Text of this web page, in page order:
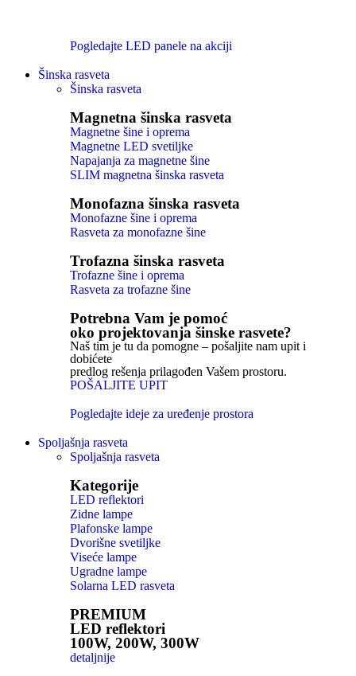
Pogledajte LED panele na akciji
Šinska rasveta
Šinska rasveta
Magnetna šinska rasveta
Magnetne šine i oprema
Magnetne LED svetiljke
Napajanja za magnetne šine
SLIM magnetna šinska rasveta
Monofazna šinska rasveta
Monofazne šine i oprema
Rasveta za monofazne šine
Trofazna šinska rasveta
Trofazne šine i oprema
Rasveta za trofazne šine
Potrebna Vam je pomoć
oko projektovanja šinske rasvete?
Naš tim je tu da pomogne – pošaljite nam upit i
dobićete
predlog rešenja prilagođen Vašem prostoru.
POŠALJITE UPIT
Pogledajte ideje za uređenje prostora
Spoljašnja rasveta
Spoljašnja rasveta
Kategorije
LED reflektori
Zidne lampe
Plafonske lampe
Dvorišne svetiljke
Viseće lampe
Ugradne lampe
Solarna LED rasveta
PREMIUM
LED reflektori
100W, 200W, 300W
detaljnije